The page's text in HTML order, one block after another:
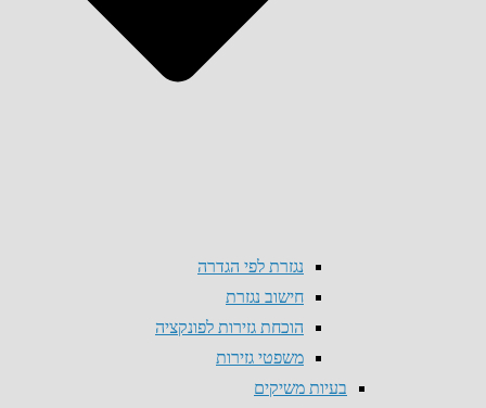
נגזרת לפי הגדרה
חישוב נגזרת
הוכחת גזירות לפונקציה
משפטי גזירות
בעיות משיקים